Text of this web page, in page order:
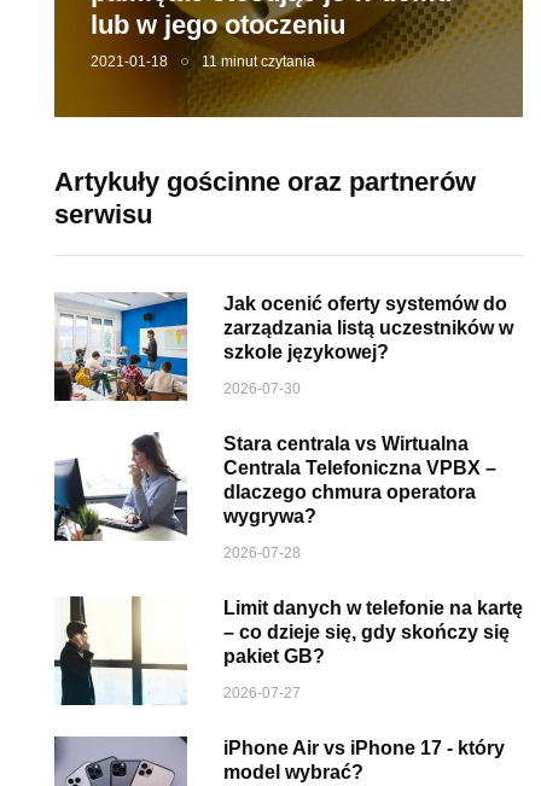
lub w jego otoczeniu
2021-01-18 11 minut czytania
Artykuły gościnne oraz partnerów
serwisu
Jak ocenić oferty systemów do
zarządzania listą uczestników w
szkole językowej?
2026-07-30
Stara centrala vs Wirtualna
Centrala Telefoniczna VPBX –
dlaczego chmura operatora
wygrywa?
2026-07-28
Limit danych w telefonie na kartę
– co dzieje się, gdy skończy się
pakiet GB?
2026-07-27
iPhone Air vs iPhone 17 - który
model wybrać?